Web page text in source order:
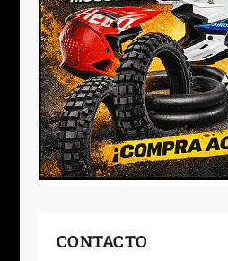
CONTACTO